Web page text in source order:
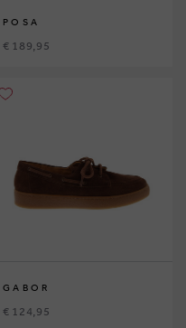
POSA
€ 189,95
GABOR
€ 124,95